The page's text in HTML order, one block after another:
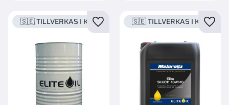
🇸🇪 TILLVERKAS I KARLSTADLägg till i favoriter
🇸🇪 TILLVERKAS I